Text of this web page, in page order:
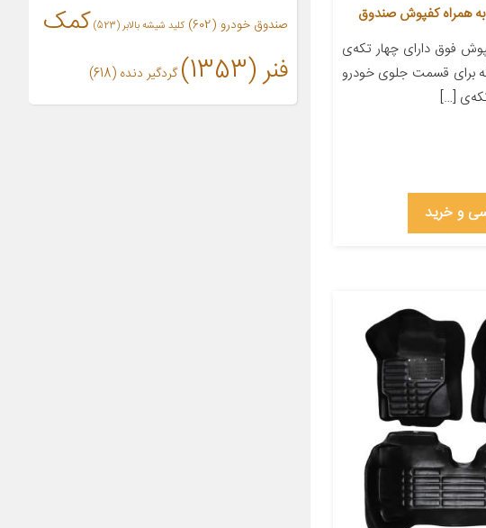
فوق دارای چهار تکه‌ی
برای قسمت جلوی خودرو
[…]
و خرید
صندوق خودرو (602) کلید شیشه بالابر(523)
کمک
فنر(1353) گردگیر دنده (618)